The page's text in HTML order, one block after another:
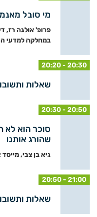
מי סובל
פרופ' אולגה רז,
במחלקה למדעי
20:20 - 20:30
שאלות
20:30 - 20:50
סוכר הוא לא
שהורג אותנו
גיא בן צבי,
20:50 - 21:00
שאלות